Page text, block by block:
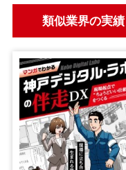
類似業界の実績